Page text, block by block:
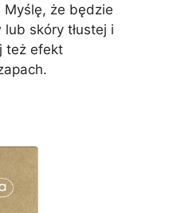
że będzie
skóry tłustej i
też efekt